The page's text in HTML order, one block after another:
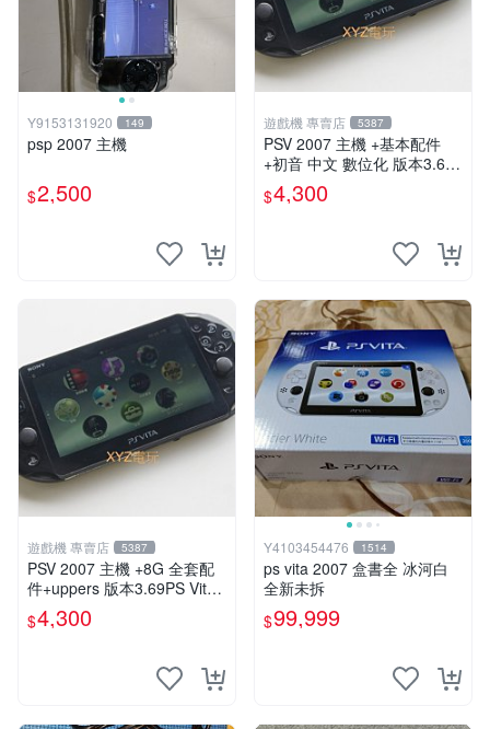
Y9153131920 149
psp 2007 主機
$2,500
遊戲機 專賣店 5387
PSV 2007 主機 +基本配件
+初音 中文 數位化 版本3.69
PS Vita2007 保修一年 85成
新
$4,300
遊戲機 專賣店 5387
PSV 2007 主機 +8G 全套配
件+uppers 版本3.69PS Vita2
$4,300
Y4103454476 1514
ps vita 2007 盒書全 冰河白
全新未拆
$99,999